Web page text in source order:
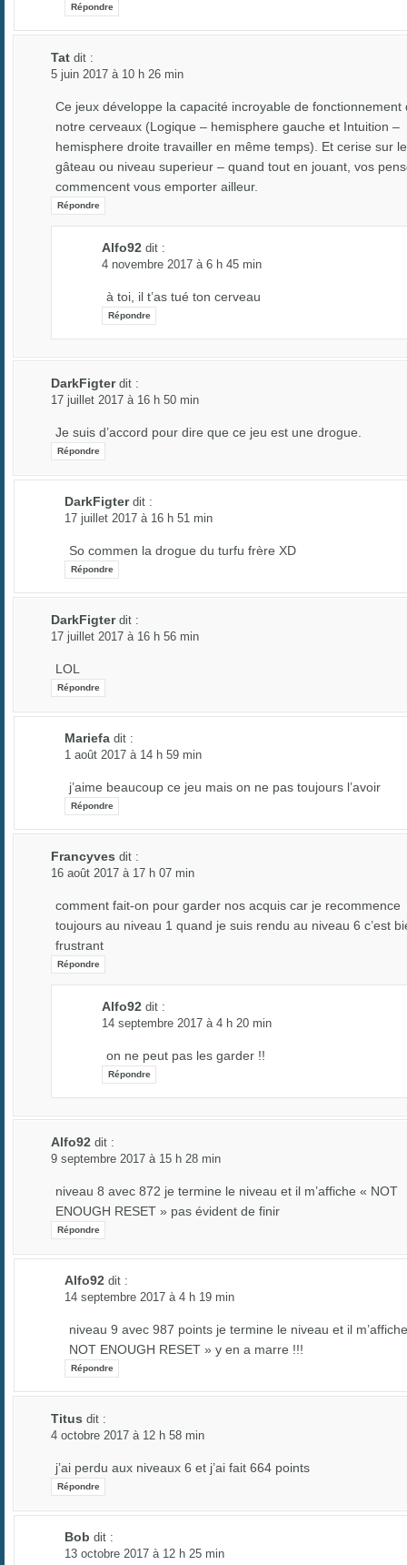
Répondre
Tat dit :
5 juin 2017 à 10 h 26 min
Ce jeux développe la capacité incroyable de fonctionnement
notre cerveaux (Logique – hemisphere gauche et Intuition –
hemisphere droite travailler en même temps). Et cerise sur le
gâteau ou niveau superieur – quand tout en jouant, vos
commencent vous emporter ailleur.
Répondre
Alfo92 dit :
4 novembre 2017 à 6 h 45 min
à toi, il t’as tué ton cerveau
Répondre
DarkFigter dit :
17 juillet 2017 à 16 h 50 min
Je suis d’accord pour dire que ce jeu est une drogue.
Répondre
DarkFigter dit :
17 juillet 2017 à 16 h 51 min
So commen la drogue du turfu frère XD
Répondre
DarkFigter dit :
17 juillet 2017 à 16 h 56 min
LOL
Répondre
Mariefa dit :
1 août 2017 à 14 h 59 min
j’aime beaucoup ce jeu mais on ne pas toujours l’avoir
Répondre
Francyves dit :
16 août 2017 à 17 h 07 min
comment fait-on pour garder nos acquis car je recommence
toujours au niveau 1 quand je suis rendu au niveau 6 c’est
frustrant
Répondre
Alfo92 dit :
14 septembre 2017 à 4 h 20 min
on ne peut pas les garder !!
Répondre
Alfo92 dit :
9 septembre 2017 à 15 h 28 min
niveau 8 avec 872 je termine le niveau et il m’affiche « NOT
ENOUGH RESET » pas évident de finir
Répondre
Alfo92 dit :
14 septembre 2017 à 4 h 19 min
niveau 9 avec 987 points je termine le niveau et il
NOT ENOUGH RESET » y en a marre !!!
Répondre
Titus dit :
4 octobre 2017 à 12 h 58 min
j’ai perdu aux niveaux 6 et j’ai fait 664 points
Répondre
Bob dit :
13 octobre 2017 à 12 h 25 min